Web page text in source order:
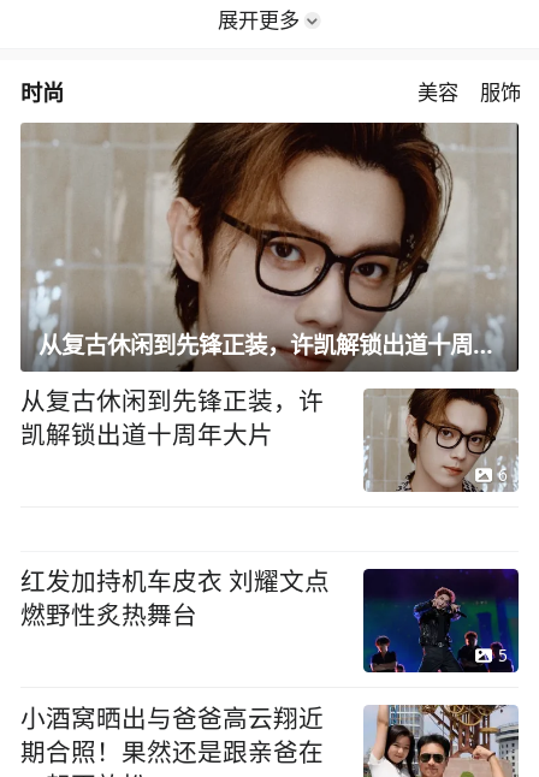
展开更多
时尚 美容 服饰
从复古休闲到先锋正装，许凯解锁出道十周年大片
从复古休闲到先锋正装，许
凯解锁出道十周年大片
6
红发加持机车皮衣 刘耀文点
燃野性炙热舞台
5
小酒窝晒出与爸爸高云翔近
期合照！果然还是跟亲爸在